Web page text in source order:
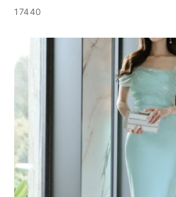
17440